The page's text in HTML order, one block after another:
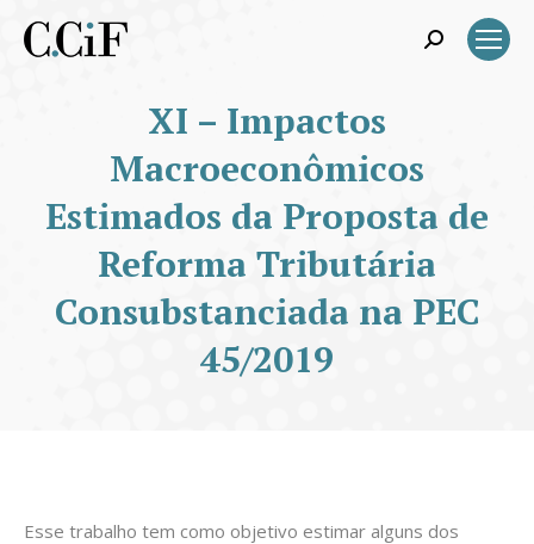
Search:
XI – Impactos
Macroeconômicos
Estimados da Proposta de
Reforma Tributária
Consubstanciada na PEC
45/2019
Esse trabalho tem como objetivo estimar alguns dos